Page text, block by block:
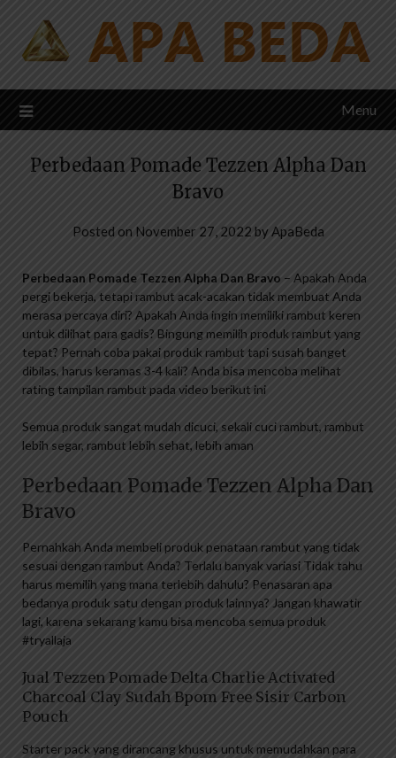
content
Menu
Perbedaan Pomade Tezzen Alpha Dan
Bravo
Posted on November 27, 2022 byApaBeda
Perbedaan Pomade Tezzen Alpha Dan Bravo – Apakah Anda
pergi bekerja, tetapi rambut acak-acakan tidak membuat Anda
merasa percaya diri? Apakah Anda ingin memiliki rambut keren
untuk dilihat para gadis? Bingung memilih produk rambut yang
tepat? Pernah coba pakai produk rambut tapi susah banget
dibilas, harus keramas 3-4 kali? Anda bisa mencoba melihat
rating tampilan rambut pada video berikut ini
Semua produk sangat mudah dicuci, sekali cuci rambut, rambut
lebih segar, rambut lebih sehat, lebih aman
Perbedaan Pomade Tezzen Alpha Dan
Bravo
Pernahkah Anda membeli produk penataan rambut yang tidak
sesuai dengan rambut Anda? Terlalu banyak variasi Tidak tahu
harus memilih yang mana terlebih dahulu? Penasaran apa
bedanya produk satu dengan produk lainnya? Jangan khawatir
lagi, karena sekarang kamu bisa mencoba semua produk
#tryallaja
Jual Tezzen Pomade Delta Charlie Activated
Charcoal Clay Sudah Bpom Free Sisir Carbon
Pouch
Starter pack yang dirancang khusus untuk memudahkan para